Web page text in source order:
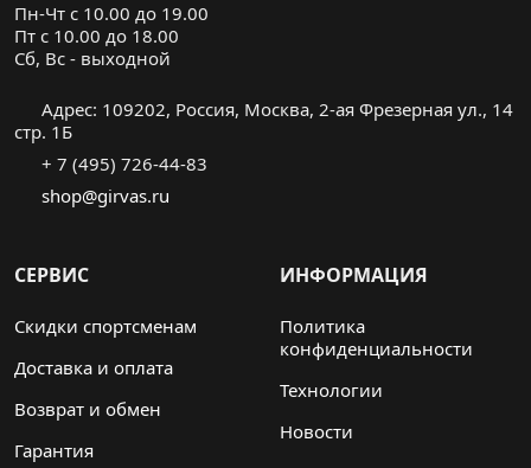
Пн-Чт с 10.00 до 19.00
Пт с 10.00 до 18.00
Cб, Вс - выходной
Адрес: 109202, Россия, Москва, 2-ая Фрезерная ул., 14
стр. 1Б
+ 7 (495) 726-44-83
shop@girvas.ru
СЕРВИС
Скидки спортсменам
Доставка и оплата
Возврат и обмен
Гарантия
ИНФОРМАЦИЯ
Политика
конфиденциальности
Технологии
Новости